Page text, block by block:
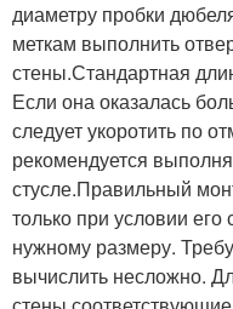
диаметру пробки
меткам выполнить
стены.Стандартная
Если она оказалась
следует укоротить по
рекомендуется
стусле.Правильный
только при условии его
нужному размеру.
вычислить несложно.